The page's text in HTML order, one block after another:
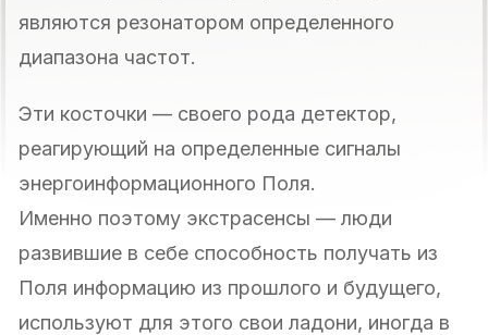
являются резонатором определенного
диапазона частот.
Эти косточки — своего рода детектор,
реагирующий на определенные сигналы
энергоинформационного Поля.
Именно поэтому экстрасенсы — люди
развившие в себе способность получать из
Поля информацию из прошлого и будущего,
используют для этого свои ладони, иногда в